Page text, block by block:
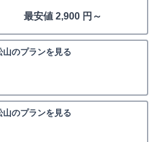
最安値 2,900 円～
のプランを見る
のプランを見る